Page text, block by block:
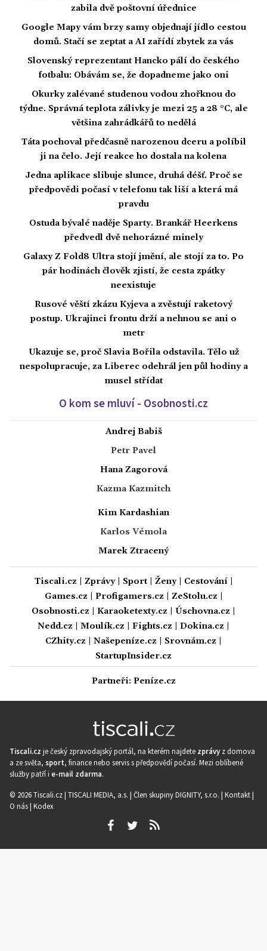
zabila dvě poštovní úřednice
Google Mapy vám brzy samy objednají jídlo cestou
domů. Stačí se zeptat a AI zařídí zbytek za vás
Slovenský reprezentant Hancko pálí do českého
fotbalu: Obávám se, že dopadneme jako oni
Okurky zalévané studenou vodou zhořknou do
týdne. Správná teplota zálivky je mezi 25 a 28 °C, ale
většina zahrádkářů to nedělá
Táta pochoval předčasně narozenou dceru a políbil
ji na čelo. Její reakce ho dostala na kolena
Jedna aplikace slibuje slunce, druhá déšť. Proč se
předpovědi počasí v telefonu tak liší a která má
pravdu
Ostuda bývalé naděje Sparty. Brankář Heerkens
předvedl dvě nehorázné minely
Galaxy Z Fold8 Ultra stojí jmění, ale stojí za to. Po
pár hodinách člověk zjistí, že cesta zpátky
neexistuje
Rusové věští zkázu Kyjeva a zvěstují raketový
postup. Ukrajinci frontu drží a nehnou se ani o
metr
Ukazuje se, proč Slavia Bořila odstavila. Tělo už
nespolupracuje, za Liberec odehrál jen půl hodiny a
musel střídat
O kom se mluví - Osobnosti.cz
Andrej Babiš
Petr Pavel
Hana Zagorová
Kazma Kazmitch
Kim Kardashian
Karlos Vémola
Marek Ztracený
Tiscali.cz Zprávy| Sport| Ženy| Cestování|
Games.cz
Profigamers.cz ZeStolu.cz
Osobnosti.cz
Karaoketexty.cz Úschovna.cz
Nedd.cz
Moulík.cz Fights.cz Dokina.cz
CZhity.cz
Našepeníze.cz Srovnám.cz
StartupInsider.cz
Partneři: Peníze.cz
Tiscali.cz je český zpravodajský portál, na kterém najdete zprávy z domova
a ze světa, sport, finance nebo servis s předpovědí počasí. Mezi oblíbené
služby patří i e-mail zdarma.
© 2026 Tiscali.cz | TISCALI MEDIA, a.s. | Člen skupiny DIGNITY, s.r.o. | Kontakt|
O nás| Kodex